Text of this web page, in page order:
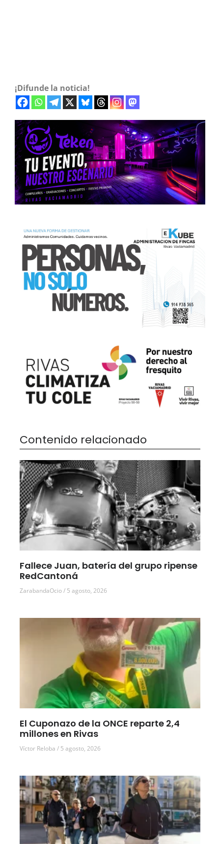
¡Difunde la noticia!
Contenido relacionado
Fallece Juan, batería del grupo ripense
RedCantoná
ZarabandaOcio 5 agosto, 2026
El Cuponazo de la ONCE reparte 2,4
millones en Rivas
Víctor Reloba 5 agosto, 2026